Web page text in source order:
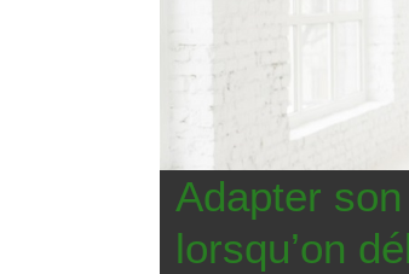
Adapter
lorsqu’on